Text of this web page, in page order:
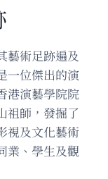
藝術足跡遍及
一位傑出的演
港演藝學院院
祖師，發掘了
視及文化藝術
業、學生及觀